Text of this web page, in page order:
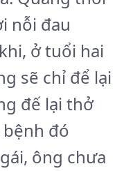
nỗi đau
ở tuổi hai
sẽ chỉ để lại
đế lại thở
bệnh đó
ông chưa